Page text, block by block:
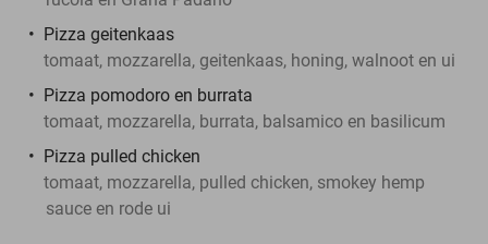
Pizza geitenkaas
tomaat, mozzarella, geitenkaas, honing, walnoot en ui
Pizza pomodoro en burrata
tomaat, mozzarella, burrata, balsamico en basilicum
Pizza pulled chicken
tomaat, mozzarella, pulled chicken, smokey hemp
sauce en rode ui